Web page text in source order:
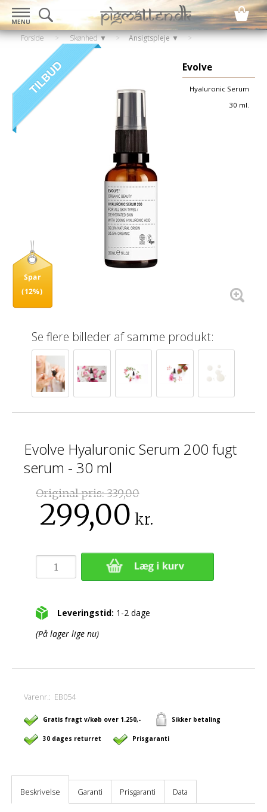
Forside > Skønhed ▼ > Ansigtspleje ▼
Evolve
Hyaluronic Serum
30 ml.
Spar
(12%)
Se flere billeder af samme produkt:
Evolve Hyaluronic Serum 200 fugt
serum - 30 ml
Original pris:339,00
299,00 kr.
Leveringstid: 1-2 dage
(På lager lige nu)
Varenr.: EB054
Gratis fragt v/køb over 1.250,- Sikker betaling
30 dages returret Prisgaranti
Beskrivelse Garanti Prisgaranti Data